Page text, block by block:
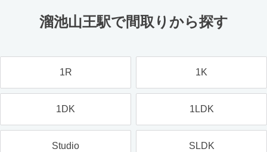
溜池山王駅で間取りから探す
1R 1K
1DK 1LDK
Studio SLDK